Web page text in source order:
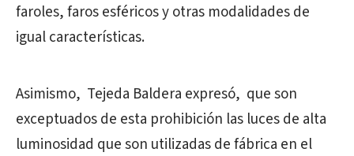
faroles, faros esféricos y otras modalidades de
igual características.
Asimismo, Tejeda Baldera expresó, que son
exceptuados de esta prohibición las luces de alta
luminosidad que son utilizadas de fábrica en el